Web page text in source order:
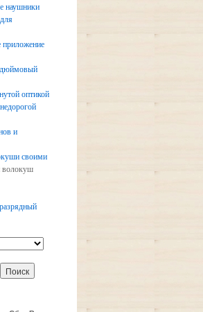
наушники
дюймовый
оптикой
и
своими
волокуш